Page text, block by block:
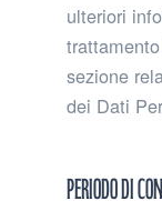
ulteriori
sezione
dei Dati
Periodo di